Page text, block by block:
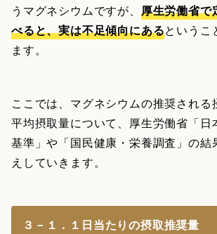
うマグネシウムですが、 厚生労働省で
べると、実は不足傾向にあるというこ
ます。
ここでは、マグネシウムの推奨される
平均摂取量について、厚生労働省「日
基準」や「国民健康・栄養調査」の結
えしていきます。
３－１．１日当たりの摂取推奨量